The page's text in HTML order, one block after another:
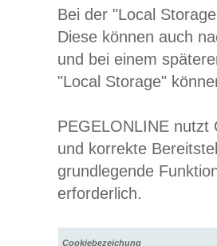
Bei der "Local
Diese können auch
und bei einem
"Local Storage"
PEGELONLINE nutzt
und korrekte
grundlegende
erforderlich.
Cookiebezeichung